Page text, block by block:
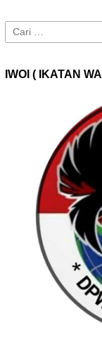
Cari
untuk:
IWOI ( IKATAN